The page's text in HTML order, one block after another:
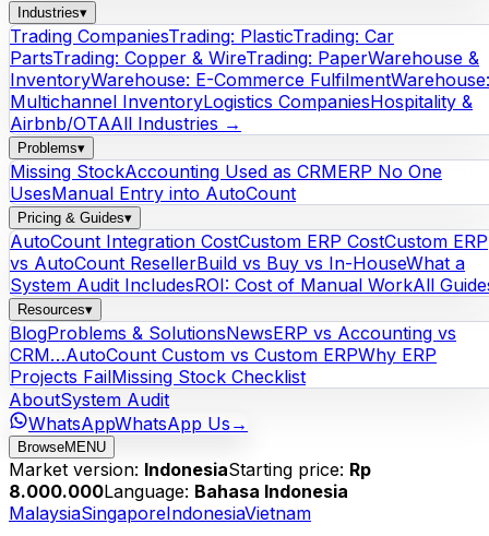
Industries▾
Trading CompaniesTrading: PlasticTrading: Car
PartsTrading: Copper & WireTrading: PaperWarehouse &
InventoryWarehouse: E-Commerce FulfilmentWarehouse:
Multichannel InventoryLogistics CompaniesHospitality &
Airbnb/OTAAll Industries →
Problems▾
Missing StockAccounting Used as CRMERP No One
UsesManual Entry into AutoCount
Pricing & Guides▾
AutoCount Integration CostCustom ERP CostCustom ERP
vs AutoCount ResellerBuild vs Buy vs In-HouseWhat a
System Audit IncludesROI: Cost of Manual WorkAll
Resources▾
BlogProblems & SolutionsNewsERP vs Accounting vs
CRM…AutoCount Custom vs Custom ERPWhy ERP
Projects FailMissing Stock Checklist
AboutSystem Audit
WhatsAppWhatsApp Us →
BrowseMENU
Market version: IndonesiaStarting price: Rp
8.000.000Language: Bahasa Indonesia
MalaysiaSingaporeIndonesiaVietnam